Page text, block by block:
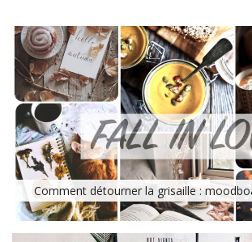
Comment détourner la grisaille :